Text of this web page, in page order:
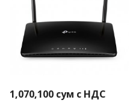
1,070,100 сум с НДС